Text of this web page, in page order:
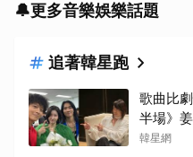
🔔更多音樂娛樂話題
追著韓星跑
歌曲比
半場》
智賢組
韓星網